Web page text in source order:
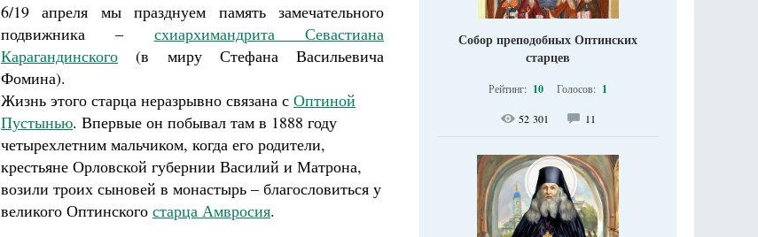
6/19 апреля мы празднуем память замечательного
подвижника – схиархимандрита Севастиана
Карагандинского (в миру Стефана Васильевича
Фомина).
Жизнь этого старца неразрывно связана с Оптиной
Пустынью. Впервые он побывал там в 1888 году
четырехлетним мальчиком, когда его родители,
крестьяне Орловской губернии Василий и Матрона,
возили троих сыновей в монастырь – благословиться у
великого Оптинского старца Амвросия.
Собор преподобных Оптинских
старцев
Рейтинг: 10 Голосов: 1
52 301 11